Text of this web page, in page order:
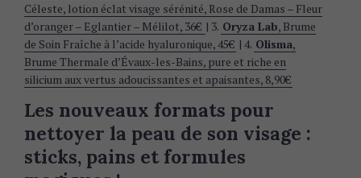
Céleste, lotion éclat visage sérénité, Rose de Damas – Fleur
d’oranger – Eglantier – Mélilot, 36€ | 3. Oryza Lab, Brume
de Soin Fraîche à l’acide hyaluronique, 45€ | 4. Olisma,
Brume Thermale d’Évaux-les-Bains, pure et riche en
silicium aux vertus adoucissantes et apaisantes, 8,90€
Les nouveaux formats pour
nettoyer la peau de son visage :
sticks, pains et formules